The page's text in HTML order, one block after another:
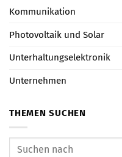
Kommunikation
Photovoltaik und Solar
Unterhaltungselektronik
Unternehmen
THEMEN SUCHEN